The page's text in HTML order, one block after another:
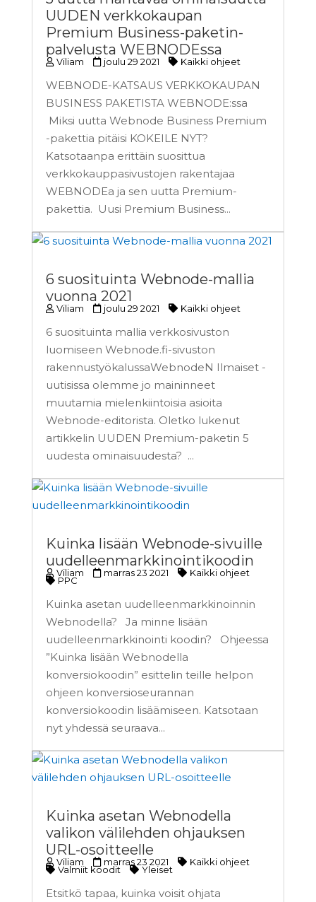
UUDEN verkkokaupan
Premium Business-paketin-
palvelusta WEBNODEssa
Viliam joulu 29 2021 Kaikki ohjeet
WEBNODE-KATSAUS VERKKOKAUPAN
BUSINESS PAKETISTA WEBNODE:ssa
Miksi uutta Webnode Business Premium
-pakettia pitäisi KOKEILE NYT?
Katsotaanpa erittäin suosittua
verkkokauppasivustojen rakentajaa
WEBNODEa ja sen uutta Premium-
pakettia. Uusi Premium Business...
6 suosituinta Webnode-mallia
vuonna 2021
Viliam joulu 29 2021 Kaikki ohjeet
6 suosituinta mallia verkkosivuston
luomiseen Webnode.fi-sivuston
rakennustyökalussaWebnodeN Ilmaiset -
uutisissa olemme jo maininneet
muutamia mielenkiintoisia asioita
Webnode-editorista. Oletko lukenut
artikkelin UUDEN Premium-paketin 5
uudesta ominaisuudesta? ...
Kuinka lisään Webnode-sivuille
uudelleenmarkkinointikoodin
Viliam marras 23 2021 Kaikki ohjeet
PPC
Kuinka asetan uudelleenmarkkinoinnin
Webnodella? Ja minne lisään
uudelleenmarkkinointi koodin? Ohjeessa
”Kuinka lisään Webnodella
konversiokoodin” esittelin teille helpon
ohjeen konversioseurannan
konversiokoodin lisäämiseen. Katsotaan
nyt yhdessä seuraava...
Kuinka asetan Webnodella
valikon välilehden ohjauksen
URL-osoitteelle
Viliam marras 23 2021 Kaikki ohjeet
Valmiit koodit Yleiset
Etsitkö tapaa, kuinka voisit ohjata